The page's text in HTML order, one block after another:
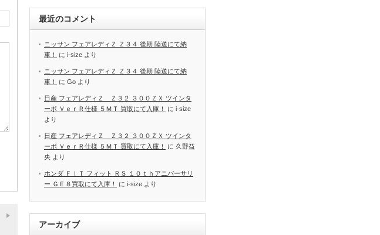
最近のコメント
ニッサン フェアレディＺ Ｚ３４ 後期 陸送にて納
車！
に i-size より
ニッサン フェアレディＺ Ｚ３４ 後期 陸送にて納
車！
に Go より
日産 フェアレディＺ Ｚ３２ ３００ＺＸ ツインタ
ーボ ＶｅｒＲ仕様 ５ＭＴ 買取にて入庫！
に i-size
より
日産 フェアレディＺ Ｚ３２ ３００ＺＸ ツインタ
ーボ ＶｅｒＲ仕様 ５ＭＴ 買取にて入庫！
に 久野益
央 より
ホンダ ＦＩＴ フィット ＲＳ １０ｔｈアニバーサリ
ー ＧＥ８買取にて入庫！
に i-size より
アーカイブ